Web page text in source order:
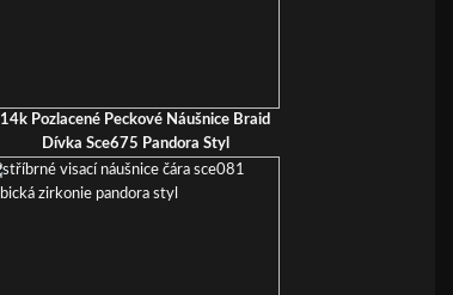
14k Pozlacené Peckové Náušnice Braid
Dívka Sce675 Pandora Styl